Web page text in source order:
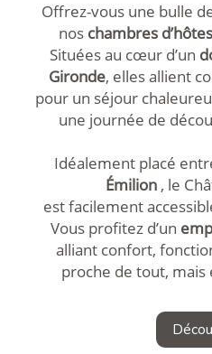
Offrez-vous une bulle
nos chambres
Situées au cœur d’un
Gironde, elles allient
pour un séjour
une journée de
Idéalement placé
Émilion , le
est facilement
Vous profitez d’un
alliant confort,
proche de tout, mais